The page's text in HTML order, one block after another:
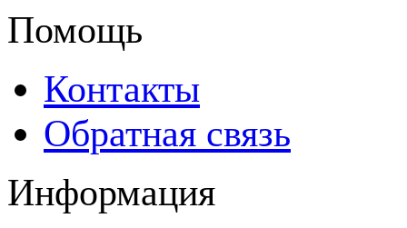
Помощь
Контакты
Обратная связь
Информация